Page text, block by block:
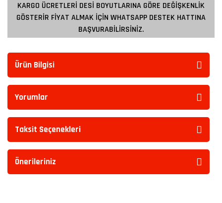
KARGO ÜCRETLERİ DESİ BOYUTLARINA GÖRE DEĞİŞKENLİK
GÖSTERİR FİYAT ALMAK İÇİN WHATSAPP DESTEK HATTINA
BAŞVURABİLİRSİNİZ.
Ürün Bilgisi
Yorumlar
Taksit Seçenekleri
Önerileriniz